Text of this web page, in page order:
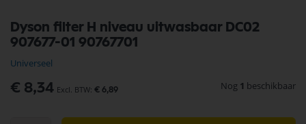
Dyson filter H niveau uitwasbaar DC02
907677-01 90767701
Universeel
€ 8,34 € 6,89 Nog 1 beschikbaar
naar
het
van
de
afbeeldingen-